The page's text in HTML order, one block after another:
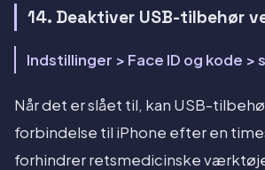
14. Deaktiver USB-tilbehør
Indstillinger > Face ID og kode
Når det er slået til, kan USB-
forbindelse til iPhone efter en
forhindrer retsmedicinske